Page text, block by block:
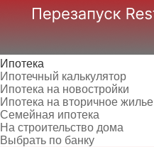
Ипотека
Ипотечный калькулятор
Ипотека на новостройки
Ипотека на вторичное жилье
Семейная ипотека
На строительство дома
Выбрать по банку